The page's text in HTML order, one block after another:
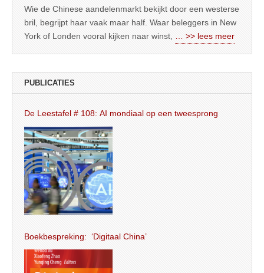
Wie de Chinese aandelenmarkt bekijkt door een westerse
bril, begrijpt haar vaak maar half. Waar beleggers in New
York of Londen vooral kijken naar winst,
… >> lees meer
PUBLICATIES
De Leestafel # 108: AI mondiaal op een tweesprong
Boekbespreking: ‘Digitaal China’